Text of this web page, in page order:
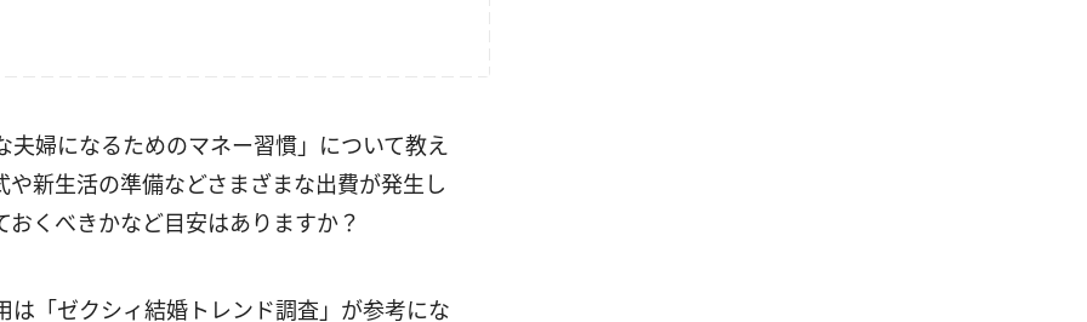
婦になるためのマネー習慣」について教え
新生活の準備などさまざまな出費が発生し
くべきかなど目安はありますか？
「ゼクシィ結婚トレンド調査」が参考にな